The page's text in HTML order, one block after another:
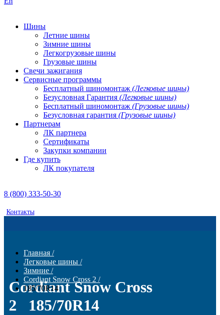
Шины
Летние шины
Зимние шины
Легкогрузовые шины
Грузовые шины
Свечи зажигания
Сервисные программы
Бесплатный шиномонтаж (Легковые шины)
Безусловная Гарантия (Легковые шины)
Бесплатный шиномонтаж (Грузовые шины)
Безусловная гарантия (Грузовые шины)
Партнерам
ЛК партнера
Сертификаты
Закупки компании
Где купить
ЛК покупателя
8 (800) 333-50-30
Контакты
Главная /
Легковые шины /
Зимние /
Cordiant Snow Cross 2 /
185/70R14
Cordiant Snow Cross
2 185/70R14